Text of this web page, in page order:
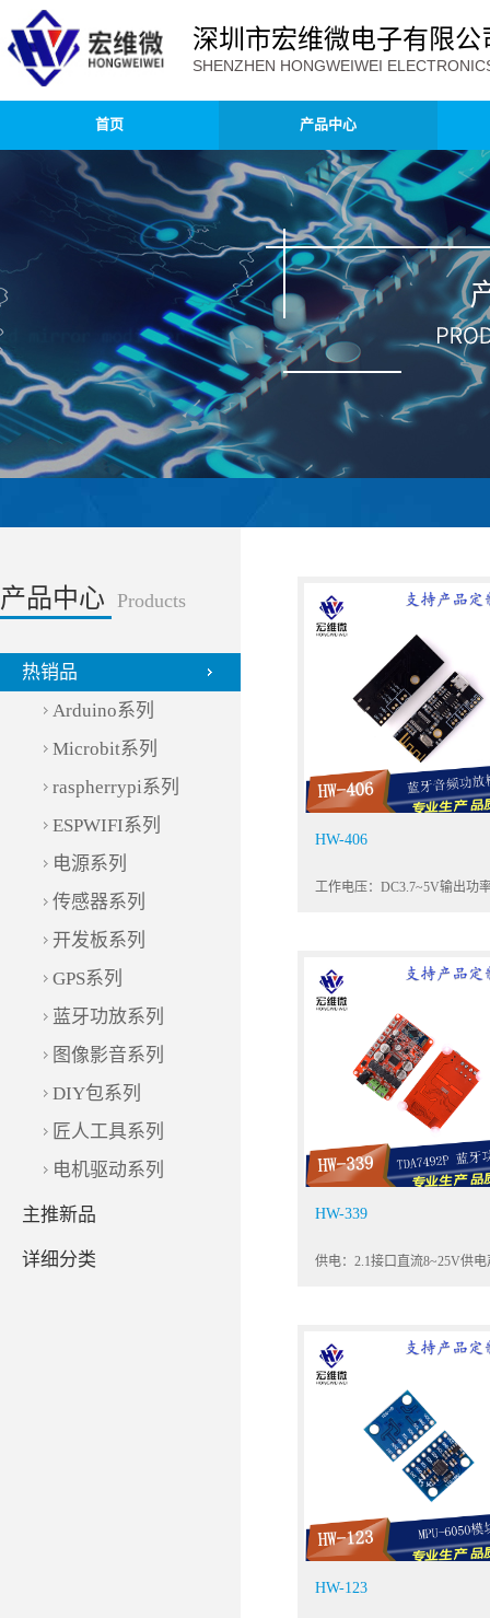
深圳市宏维微电子有限公
SHENZHEN HONGWEIWEI
首页 产品中心
产品中心 Products
热销品
Arduino系列
Microbit系列
raspherrypi系列
ESPWIFI系列
电源系列
传感器系列
开发板系列
GPS系列
蓝牙功放系列
图像影音系列
DIY包系列
匠人工具系列
电机驱动系列
主推新品
详细分类
HW-406
工作电压：DC3.7~5V输出功
HW-339
供电：2.1接口直流8~25V供电
Bluetooth V4.0输出阻抗：8欧
以驱动4,6,8,16欧姆阻抗音箱
功率：加入前级NE5532 输出
HW-123